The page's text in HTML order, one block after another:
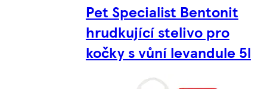
Pet Specialist Bentonit
hrudkující stelivo pro
kočky s vůní levandule 5l